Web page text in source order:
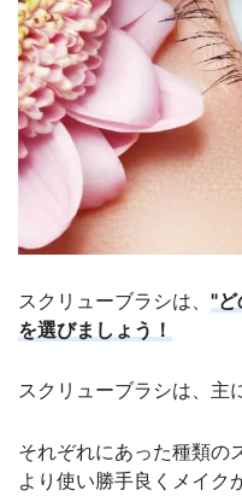
スクリューブラシは、 "ど
を選びましょう！
スクリューブラシは、主
それぞれにあった種類の
より使い勝手良くメイク